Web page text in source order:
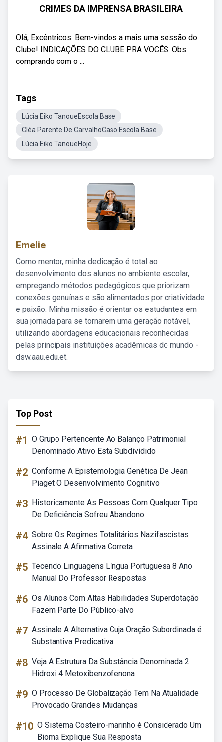
CRIMES DA IMPRENSA BRASILEIRA
Olá, Excêntricos. Bem-vindos a mais uma sessão do
Clube! INDICAÇÕES DO CLUBE PRA VOCÊS: Obs:
comprando com o ...
Tags
Lúcia Eiko TanoueEscola Base
Cléa Parente De CarvalhoCaso Escola Base
Lúcia Eiko TanoueHoje
Emelie
Como mentor, minha dedicação é total ao
desenvolvimento dos alunos no ambiente escolar,
empregando métodos pedagógicos que priorizam
conexões genuínas e são alimentados por criatividade
e paixão. Minha missão é orientar os estudantes em
sua jornada para se tornarem uma geração notável,
utilizando abordagens educacionais reconhecidas
pelas principais instituições acadêmicas do mundo -
dsw.aau.edu.et.
Top Post
#1 O Grupo Pertencente Ao Balanço Patrimonial
Denominado Ativo Esta Subdividido
#2 Conforme A Epistemologia Genética De Jean
Piaget O Desenvolvimento Cognitivo
#3 Historicamente As Pessoas Com Qualquer Tipo
De Deficiência Sofreu Abandono
#4 Sobre Os Regimes Totalitários Nazifascistas
Assinale A Afirmativa Correta
#5 Tecendo Linguagens Língua Portuguesa 8 Ano
Manual Do Professor Respostas
#6 Os Alunos Com Altas Habilidades Superdotação
Fazem Parte Do Público-alvo
#7 Assinale A Alternativa Cuja Oração Subordinada é
Substantiva Predicativa
#8 Veja A Estrutura Da Substância Denominada 2
Hidroxi 4 Metoxibenzofenona
#9 O Processo De Globalização Tem Na Atualidade
Provocado Grandes Mudanças
#10 O Sistema Costeiro-marinho é Considerado Um
Bioma Explique Sua Resposta